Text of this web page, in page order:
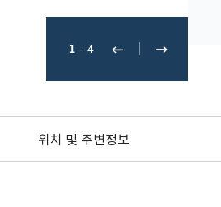
1 - 4
위치 및 주변정보